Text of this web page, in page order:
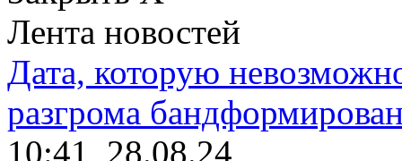
Лента новостей
Дата, которую
разгрома
10:41 28.08.24